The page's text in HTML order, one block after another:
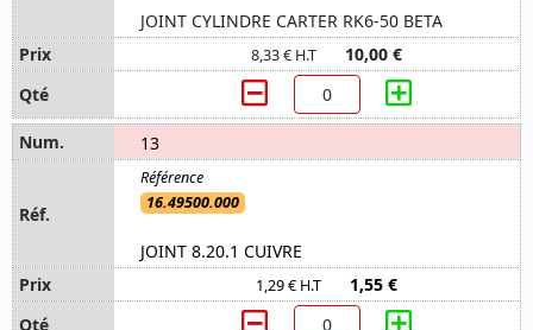
JOINT CYLINDRE CARTER RK6-50 BETA
8,33 € H.T 10,00 €
13
16.49500.000
JOINT 8.20.1 CUIVRE
1,29 € H.T 1,55 €